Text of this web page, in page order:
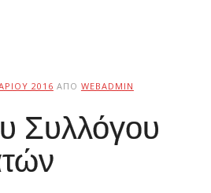
2016 ΑΠΌ WEBADMIN
Συλλόγου